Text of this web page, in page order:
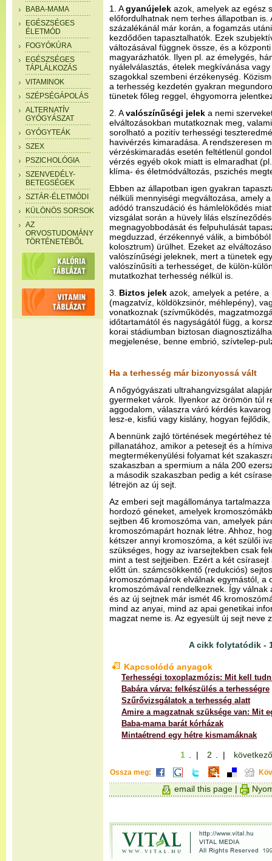
BABA-MAMA
EGÉSZSÉGES
ÉLETMÓD
FOGYÓKÚRA
EGÉSZSÉGES
TÁPLÁLKOZÁS
VITAMINOK
SZÉPSÉGÁPOLÁS
ALTERNATÍV
GYÓGYÁSZAT
GYÓGYTEÁK
SZEX
PSZICHOLÓGIA
SZENVEDÉLY-
BETEGSÉGEK
SZTÁR-ÉLETMÓDI
KÜLÖNÖS SORSOK
AZ
ORVOSTUDOMÁNY
TÖRTÉNETÉBŐL
1. Agyanújelek azok, amelyek az egész
előfordulhatnak nem terhes állapotban is.
százalékánál már korán, a fogamzás
kezdődően tapasztalhatók. Ezek
változásával függnek össze, és a
magyarázhatók. Ilyen pl. az émelygés,
nyálelválasztás, ételek megkívánása
szagokkal szembeni érzékenység.
a terhesség kezdetén gyakran
tünetek főleg reggel, éhgyomorra
2. Avalószínűségi jelek a nemi
elváltozásokban mutatkoznak meg,
sorolható a pozitív terhességi
havivérzés kimaradása. A rendszeresen
vérzéskimaradás esetén feltétlenül
vérzés egyéb okok miatt is elmaradhat
klíma- és életmódváltozás, pszichés
Ebben az állapotban igen gyakran
nélküli mennyiségi megváltozása, amely
adódó transzudáció és hámlelökődés
vizsgálat során a hüvely lilás
megnagyobbodását és felpuhulását
megduzzad, érzékennyé válik, a
kolosztrum) ürülhet. Ezeket az
valószínűségi jeleknek, mert a tünetek
valószínűsíti a terhességet, de külön-
mutatkozhat terhesség nélkül is.
3. Biztos jelek azok, amelyek a petére,
(magzatvíz, köldökzsinór, méhlepény),
vonatkoznak (szívműködés,
időtartamától és nagyságától függ, a
korai stádiumban biztosan
megjelenése, benne embrió, szívtelep-
Ha a terhesség már bizonyossá vált
A nőgyógyászati ultrahangvizsgálat
gyermeket várok. Ilyenkor az örömön túl
aggodalom, válaszra váró kérdés
lesz-e, kisfiú vagy kislány, hogyan
A bennünk zajló történések megértéhez
pillanatához, amikor a petesejt és a
megtermékenyülési folyamat két
szakaszban a spermium a nála 200
a második szakaszban pedig a két
létrejön az új sejt.
Az emberi sejt magállománya
hordozó géneket, amelyek
sejtben 46 kromoszóma van, amelyek
kromoszómapárt hoznak létre. Ahhoz,
kétszer annyi kromoszóma, a két szülői
szükséges, hogy az ivarsejtekben csak
mint a test sejtjeiben. Ezért a két
előtt ún. számcsökkentő (redukciós)
kromoszómapárok elválnak egymástól, a
kromoszómával rendelkeznek. Így válnak
és az új sejtnek már ismét 46
mind az anyai, mind az apai genetikai
magzat neme is. Az egyesült új sejt neve
A cikk folytatódik -
Kapcsolódó anyagok
Terhességi toxoplazmózis: Mit kell
Babára várva: felkészülés a terhességre
Szűrővizsgálatok a terhesség alatt
Amire a magzatnak szüksége van: Mit
Baba-mama barát kórházak
Mintaétrend egy hétre kismamáknak
1 . | 2 . |
Ossza meg:
email this page |